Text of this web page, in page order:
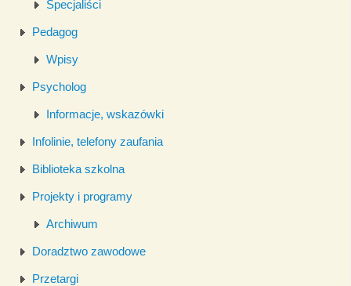
Specjaliści
Pedagog
Wpisy
Psycholog
Informacje, wskazówki
Infolinie, telefony zaufania
Biblioteka szkolna
Projekty i programy
Archiwum
Doradztwo zawodowe
Przetargi